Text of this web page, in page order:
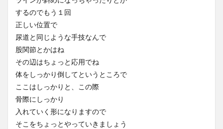
するのでもう１回
正しい位置で
尿道と同じような手技なんで
股関節とかはね
その辺はちょっと応用でね
体をしっかり倒してというところで
ここはしっかりと、この際
骨際にしっかり
入れていく形になりますので
そこをちょっとやっていきましょう